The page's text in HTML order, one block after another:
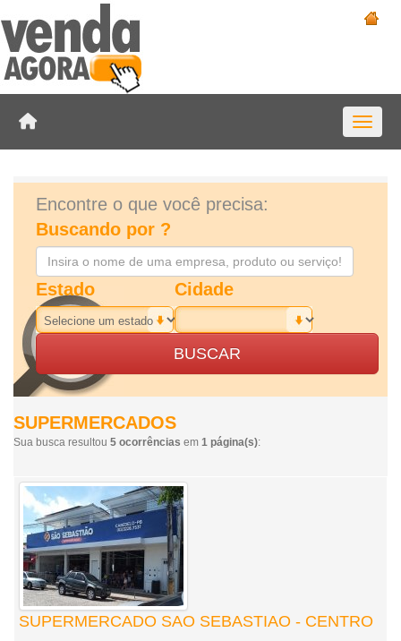
Toggle
Encontre o que você precisa:
Buscando por ?
Estado Cidade
BUSCAR
SUPERMERCADOS
Sua busca resultou 5 ocorrências em 1 página(s):
SUPERMERCADO SAO SEBASTIAO - CENTRO